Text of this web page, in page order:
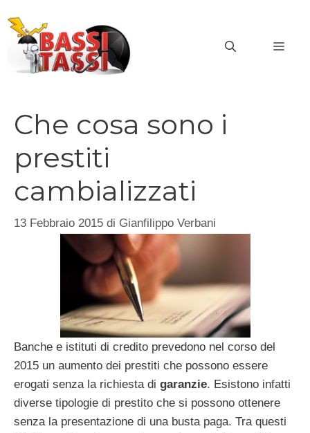
contenuto
Che cosa sono i
prestiti
cambializzati
13 Febbraio 2015 di Gianfilippo Verbani
Banche e istituti di credito prevedono nel corso del
2015 un aumento dei prestiti che possono essere
erogati senza la richiesta di garanzie. Esistono infatti
diverse tipologie di prestito che si possono ottenere
senza la presentazione di una busta paga. Tra questi